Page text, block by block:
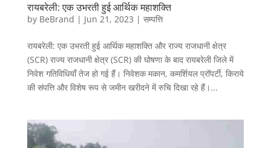
रायबरेली: एक उभरती हुई आर्थिक महाशक्ति
by BeBrand | Jun 21, 2023 | सम्पत्ति
रायबरेली: एक उभरती हुई आर्थिक महाशक्ति और राज्य राजधानी क्षेत्र
(SCR) राज्य राजधानी क्षेत्र (SCR) की घोषणा के बाद रायबरेली जिले में
निवेश गतिविधियाँ तेज हो गई हैं। निवेशक मकान, कमर्शियल प्रॉपर्टी, किराये
की संपत्ति और विशेष रूप से जमीन खरीदने में रुचि दिखा रहे हैं।...